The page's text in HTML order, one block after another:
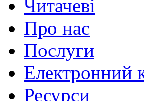
Читачеві
Про нас
Послуги
Електронний
Ресурси